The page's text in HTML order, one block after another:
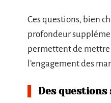
Ces questions, bien
profondeur
permettent de mettre
l’engagement des
Des questions